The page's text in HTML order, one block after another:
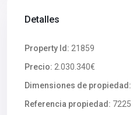
Detalles
Property Id: 21859
Precio: 2.030.340€
Dimensiones de propiedad:
Referencia propiedad: 7225